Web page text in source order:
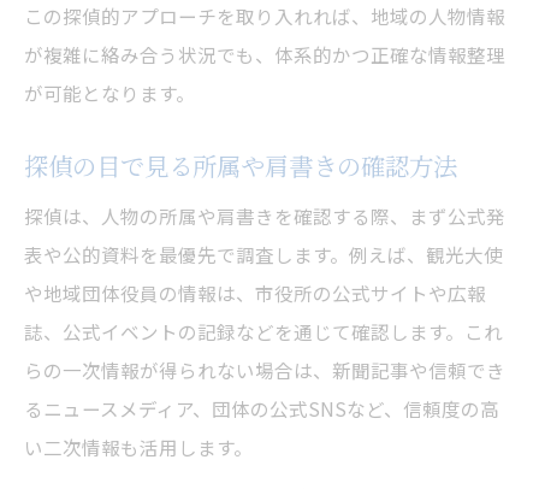
この探偵的アプローチを取り入れれば、地域の人物情報
が複雑に絡み合う状況でも、体系的かつ正確な情報整理
が可能となります。
探偵の目で見る所属や肩書きの確認方法
探偵は、人物の所属や肩書きを確認する際、まず公式発
表や公的資料を最優先で調査します。例えば、観光大使
や地域団体役員の情報は、市役所の公式サイトや広報
誌、公式イベントの記録などを通じて確認します。これ
らの一次情報が得られない場合は、新聞記事や信頼でき
るニュースメディア、団体の公式SNSなど、信頼度の高
い二次情報も活用します。